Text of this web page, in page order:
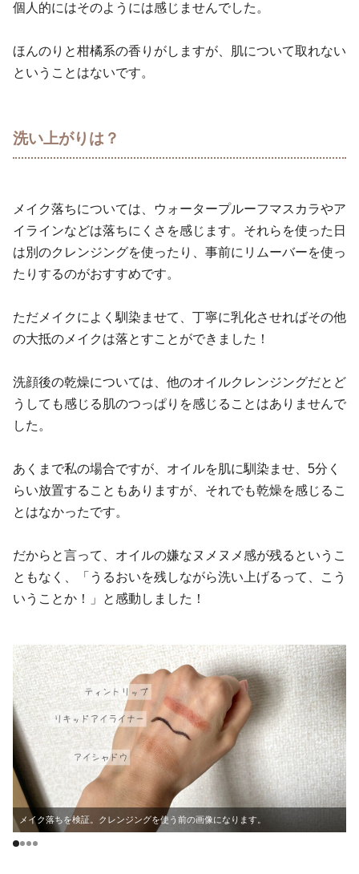
個人的にはそのようには感じませんでした。
ほんのりと柑橘系の香りがしますが、肌について取れない
ということはないです。
洗い上がりは？
メイク落ちについては、ウォータープルーフマスカラやア
イラインなどは落ちにくさを感じます。それらを使った日
は別のクレンジングを使ったり、事前にリムーバーを使っ
たりするのがおすすめです。
ただメイクによく馴染ませて、丁寧に乳化させればその他
の大抵のメイクは落とすことができました！
洗顔後の乾燥については、他のオイルクレンジングだとど
うしても感じる肌のつっぱりを感じることはありませんで
した。
あくまで私の場合ですが、オイルを肌に馴染ませ、5分く
らい放置することもありますが、それでも乾燥を感じるこ
とはなかったです。
だからと言って、オイルの嫌なヌメヌメ感が残るというこ
ともなく、「うるおいを残しながら洗い上げるって、こう
いうことか！」と感動しました！
メイク落ちを検証。クレンジングを使う前の画像になります。